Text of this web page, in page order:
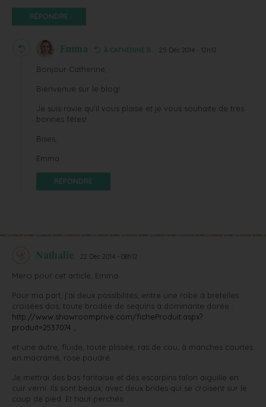
RÉPONDRE
Emma À CATHERINE B. 25 Déc 2014 - 12h12
Bonjour Catherine,
Bienvenue sur le blog!
Je suis ravie qu’il vous plaise et je vous souhaite de très
bonnes fêtes!
Bises,
Emma
RÉPONDRE
Nathalie 22 Déc 2014 - 08h12
Merci pour cet article, Emma.
Pour ma part, j’ai deux possibilités, entre une robe à bretelles
croisées dos, toute brodée de sequins à dominante dorée :
http://www.showroomprive.com/ficheProduit.aspx?
produit=2537074
et une autre, fluide, toute plissée, ras de cou, à manches courtes
en macramé, rose poudré.
Je mettrai des bas fantaisie et des escarpins talon aiguille en
cuir verni. Ils sont beaux, avec deux brides qui se croisent sur le
coup de pied. Et haut perchés.